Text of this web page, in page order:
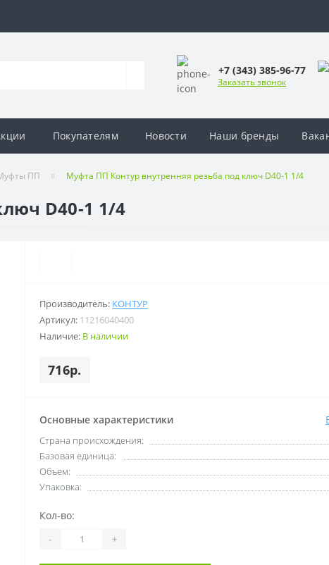
+7 (343) 385-96-77
Заказать звонок
Покупателям Новости Наши бренды
ПП Муфта ПП Контур внутренняя резьба под ключ D40-1 1/4
D40-1 1/4
Производитель: КОНТУР
Артикул: 11216040400
Наличие: В наличии
716р.
Основные характеристики
Cтрана происхождения:
Базовая единица:
Объем:
Упаковка:
Кол-во:
- +